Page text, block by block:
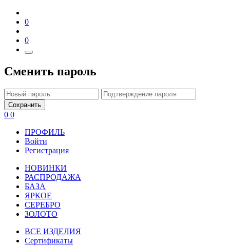
0
0
Сменить пароль
Сохранить
0 0
ПРОФИЛЬ
Войти
Регистрация
НОВИНКИ
РАСПРОДАЖА
БАЗА
ЯРКОЕ
СЕРЕБРО
ЗОЛОТО
ВСЕ ИЗДЕЛИЯ
Сертификаты